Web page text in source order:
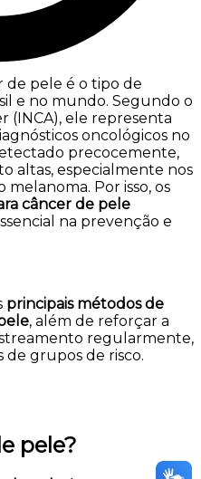
de pele é o tipo de
e no mundo. Segundo o
(INCA), ele representa
oncológicos no
precocemente,
altas, especialmente nos
melanoma. Por isso, os
câncer de pele
na prevenção e
principais métodos de
, além de reforçar a
regularmente,
de grupos de risco.
pele?